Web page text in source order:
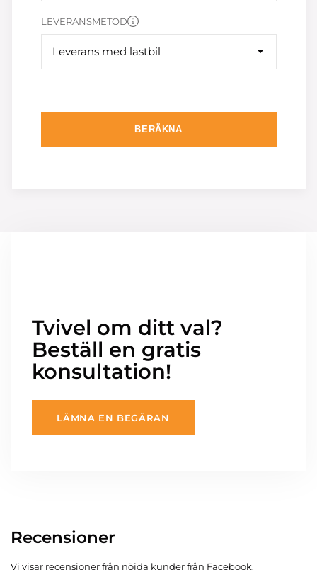
LEVERANSMETOD
Leverans med lastbil
BERÄKNA
Tvivel om ditt val?
Beställ en gratis
konsultation!
LÄMNA EN BEGÄRAN
Recensioner
Vi visar recensioner från nöjda kunder från Facebook.